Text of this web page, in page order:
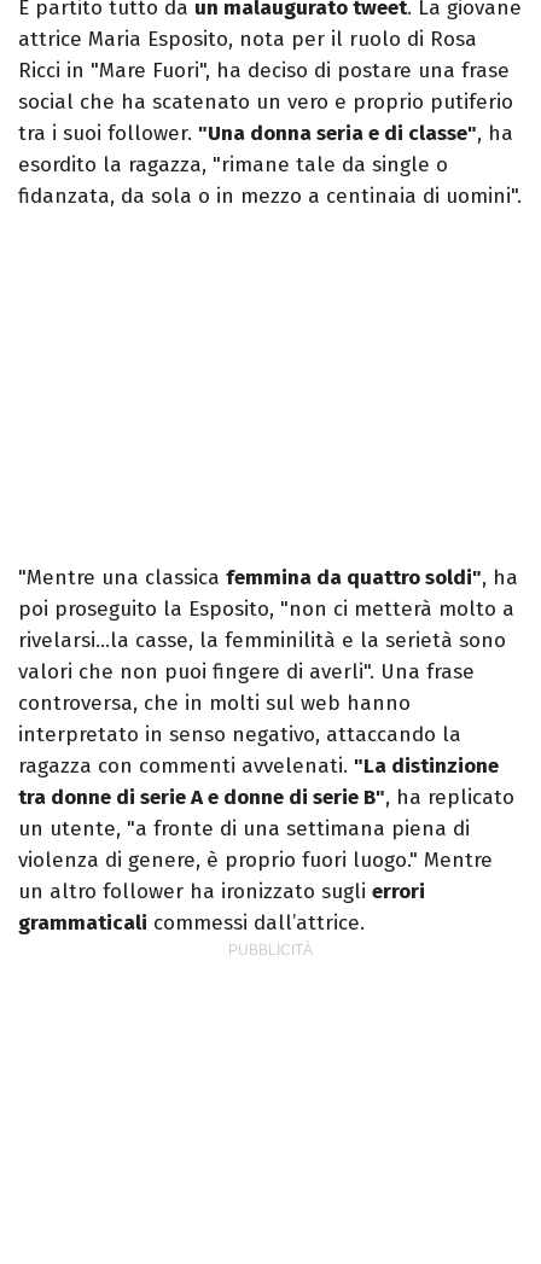
È partito tutto da un malaugurato tweet. La giovane
attrice Maria Esposito, nota per il ruolo di Rosa
Ricci in "Mare Fuori", ha deciso di postare una frase
social che ha scatenato un vero e proprio putiferio
tra i suoi follower. "Una donna seria e di classe", ha
esordito la ragazza, "rimane tale da single o
fidanzata, da sola o in mezzo a centinaia di uomini".
"Mentre una classica femmina da quattro soldi", ha
poi proseguito la Esposito, "non ci metterà molto a
rivelarsi…la casse, la femminilità e la serietà sono
valori che non puoi fingere di averli". Una frase
controversa, che in molti sul web hanno
interpretato in senso negativo, attaccando la
ragazza con commenti avvelenati. "La distinzione
tra donne di serie A e donne di serie B", ha replicato
un utente, "a fronte di una settimana piena di
violenza di genere, è proprio fuori luogo." Mentre
un altro follower ha ironizzato sugli errori
grammaticali commessi dall’attrice.